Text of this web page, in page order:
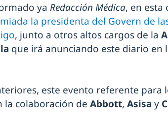
ya Redacción Médica, en esta
la presidenta del Govern de
, junto a otros altos cargos de la
que irá anunciando este diario en
este evento referente para
la colaboración de Abbott, Asisa y